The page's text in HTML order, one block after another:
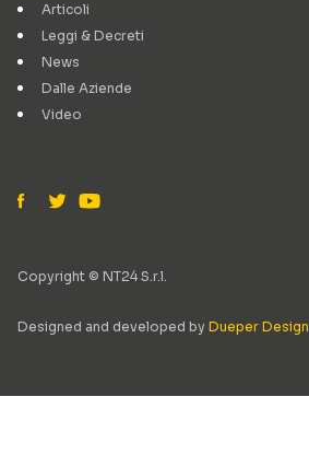
Articoli
Leggi & Decreti
News
Dalle Aziende
Video
Copyright © NT24 S.r.l.
Designed and developed by Dueper Design